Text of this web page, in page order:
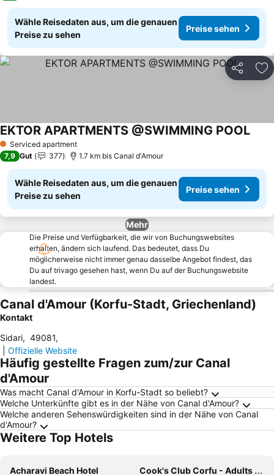
Wähle Reisedaten aus, um die genauen
Preise zu sehen
Preise sehen
Teilen
1 Sterne
Serviced apartment
EKTOR APARTMENTS @SWIMMING POOL
7,9 Gut 377 1.7 km bis Canal d'Amour
Wähle Reisedaten aus, um die genauen
Preise zu sehen
Preise sehen
Mehr
Die Preise und Verfügbarkeit, die wir von Buchungswebsites
erhalten, ändern sich laufend. Das bedeutet, dass Du
möglicherweise nicht immer genau dasselbe Angebot findest, das
Du auf trivago gesehen hast, wenn Du auf der Buchungswebsite
landest.
Canal d'Amour (Korfu-Stadt, Griechenland)
Kontakt
Sidari, 49081,
Offizielle Website
Häufig gestellte Fragen zum/zur Canal
d'Amour
Was macht Canal d'Amour in Korfu-Stadt so beliebt?
Welche Unterkünfte gibt es in der Nähe von Canal d'Amour?
Welche anderen Sehenswürdigkeiten sind in der Nähe von Canal
d'Amour?
Weitere Top Hotels
Acharavi Beach Hotel
Cook's Club Corfu - Adults Only